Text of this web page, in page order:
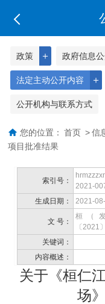
＋
政策 政府信息
＋
法定主动公开内容
公开机构与联系方式
您的位置： 首页 > 信
项目批准结果
索引号：
2021-
生成日期：
2021-
文 号：
桓（
〔2021
关键词：
内容概述：
关于《桓仁
场